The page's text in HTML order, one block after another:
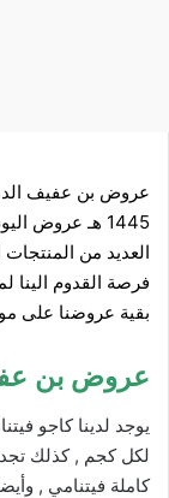
1445 هـ عروض
فرصة القدوم الينا
بقية عروضنا على
عروض بن
يوجد لدينا كاجو
لكل كجم , كذلك
كاملة فيتنامي ,